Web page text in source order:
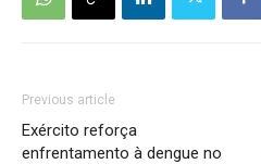
Previous article
Exército reforça
enfrentamento à dengue no